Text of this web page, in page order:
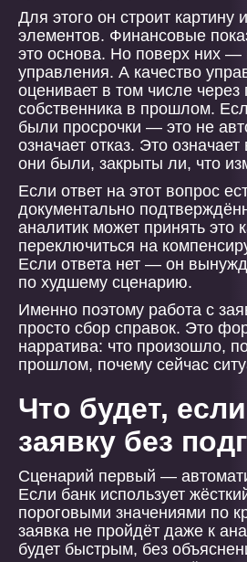
Для этого он строит картину
элементов. Финансовые
это основа. Но поверх них —
управления. А качество
оценивает в том числе через
собственника в прошлом.
были просрочки — это не
означает отказ. Это
они были, закрыты ли, что
Если ответ на этот вопрос
документально
аналитик может принять это
переключиться на
Если ответа нет — он
по худшему сценарию.
Именно поэтому работа с
просто сбор справок. Это
нарратива: что произошло,
прошлом, почему сейчас
Что будет,
заявку без
Сценарий первый —
Если банк использует
пороговыми значениями по
заявка не пройдёт даже к
будет быстрым, без